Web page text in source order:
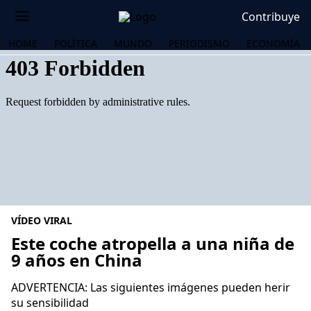
Contribuye
HOME POLÍTICA MUNDO PERIODISMO ECONOMÍA
VÍDEO VIRAL
Este coche atropella a una niña de
9 años en China
ADVERTENCIA: Las siguientes imágenes pueden herir
su sensibilidad